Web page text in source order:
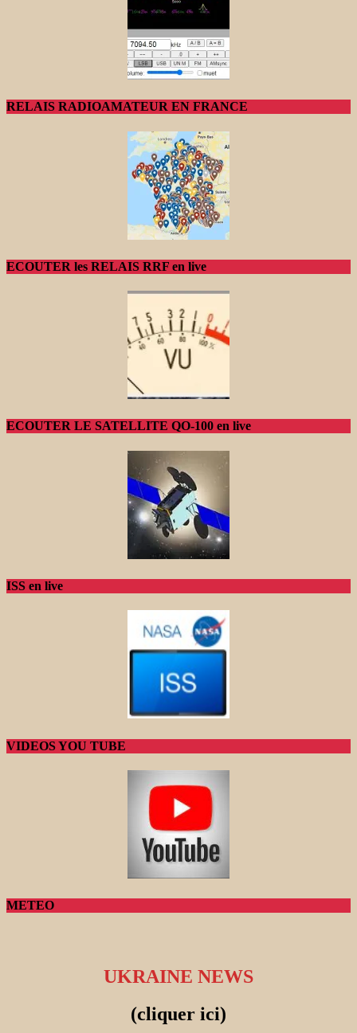
RELAIS RADIOAMATEUR EN FRANCE
ECOUTER les RELAIS RRF en live
ECOUTER LE SATELLITE QO-100 en live
ISS en live
VIDEOS YOU TUBE
METEO
UKRAINE NEWS
(cliquer ici)